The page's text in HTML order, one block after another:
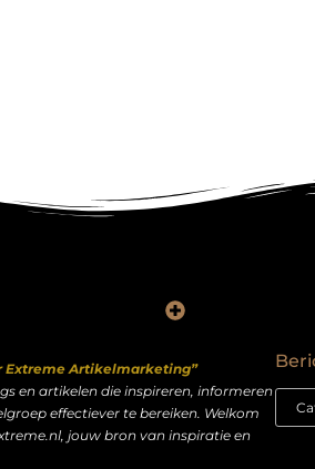
Extreme Artikelmarketing”
en artikelen die inspireren, informeren
effectiever te bereiken. Welkom
jouw bron van inspiratie en